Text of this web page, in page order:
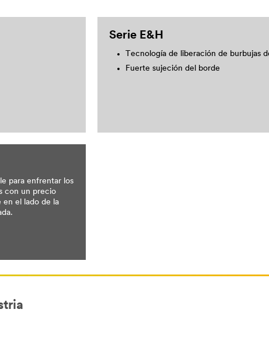
Serie E&H
Tecnología de liberación de burbujas
Fuerte sujeción del borde
para enfrentar los
con un precio
el lado de la